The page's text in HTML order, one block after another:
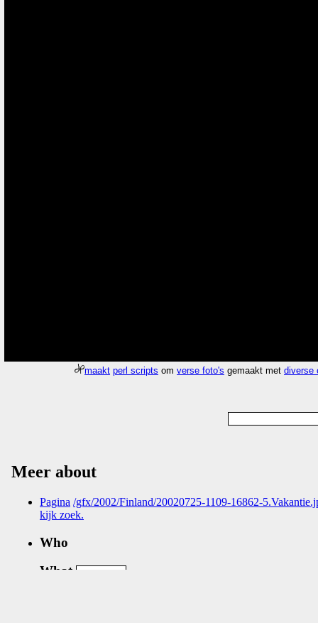
maakt perl scripts omverse foto's gemaakt metdiverse
Meer about
Pagina /gfx/2002/Finland/20020725-1109-16862-
kijk zoek.
Who
What